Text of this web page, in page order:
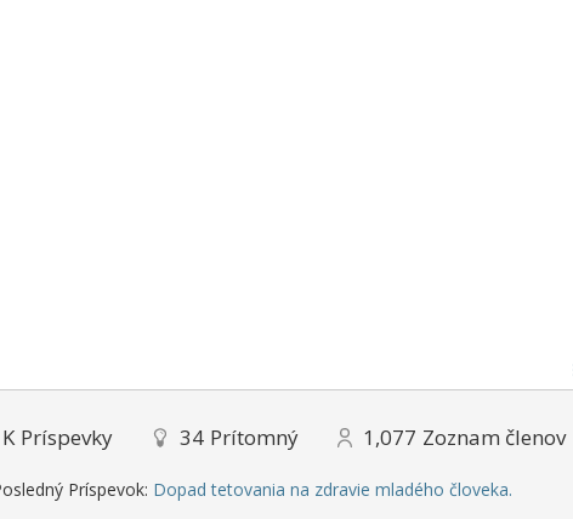
Príspevky 34 Prítomný 1,077 Zoznam členov
Príspevok: Dopad tetovania na zdravie mladého človeka.